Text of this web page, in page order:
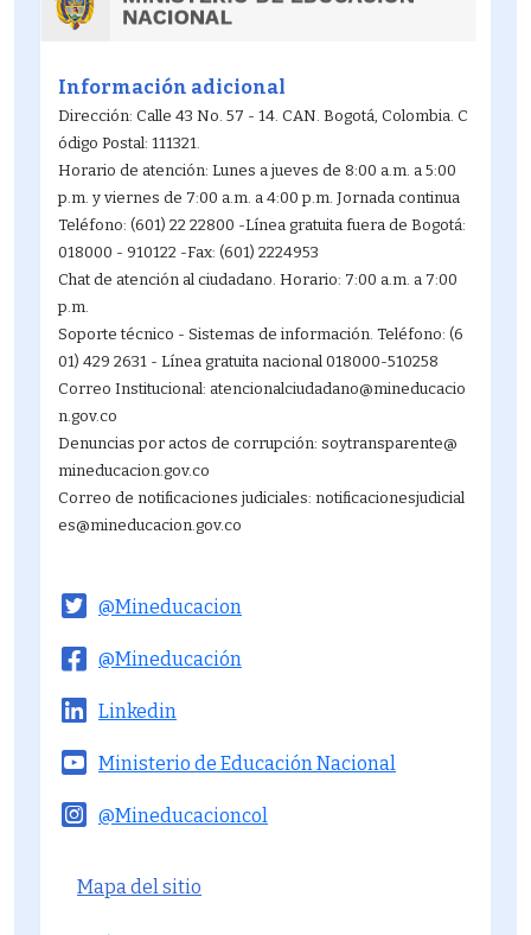
14
16
Información adicional
Dirección: Calle 43 No. 57 - 14. CAN. Bogotá, Colombia. C
ódigo Postal: 111321.
Horario de atención: Lunes a jueves de 8:00 a.m. a 5:00
p.m. y viernes de 7:00 a.m. a 4:00 p.m. Jornada continua
Teléfono: (601) 22 22800 -Línea gratuita fuera de Bogotá:
018000 - 910122 -Fax: (601) 2224953
Chat de atención al ciudadano. Horario: 7:00 a.m. a 7:00
p.m.
Soporte técnico - Sistemas de información. Teléfono: (6
01) 429 2631 - Línea gratuita nacional 018000-510258
Correo Institucional: atencionalciudadano@mineducacio
n.gov.co
Denuncias por actos de corrupción: soytransparente@
mineducacion.gov.co
Correo de notificaciones judiciales: notificacionesjudicial
es@mineducacion.gov.co
@Mineducacion
@Mineducacioncol
@Mineducación
Ministerio de Educación Nacional
Linkedin
Menú del pie
Mapa del sitio